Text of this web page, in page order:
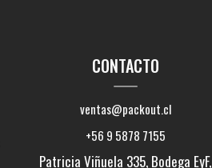
CONTACTO
ventas@packout.cl
+56 9 5878 7155
Patricia Viñuela 335, Bodega EyF,